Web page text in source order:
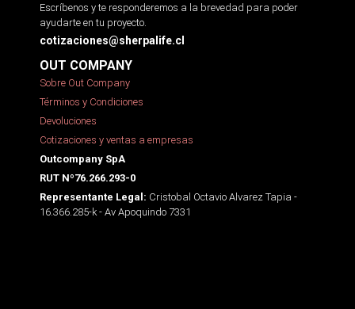
Escríbenos y te responderemos a la brevedad para poder
ayudarte en tu proyecto.
cotizaciones@sherpalife.cl
OUT COMPANY
Sobre Out Company
Términos y Condiciones
Devoluciones
Cotizaciones y ventas a empresas
Outcompany SpA
RUT Nº76.266.293-0
Representante Legal: Cristobal Octavio Alvarez Tapia -
16.366.285-k - Av Apoquindo 7331